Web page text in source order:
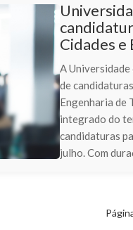
Cidades e
A Universidade
de
Engenharia de
integrado do
candidaturas
julho. Com